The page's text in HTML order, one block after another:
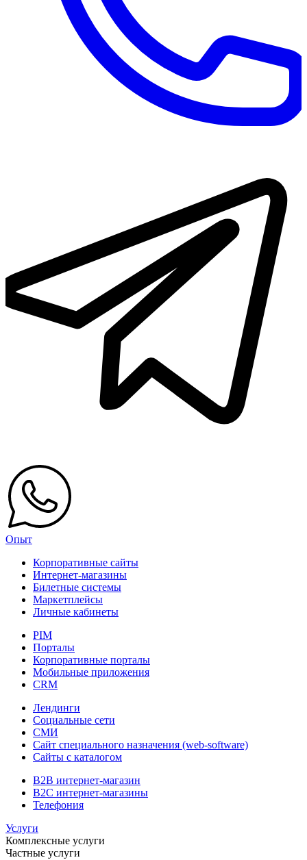
Опыт
Корпоративные сайты
Интернет-магазины
Билетные системы
Маркетплейсы
Личные кабинеты
PIM
Порталы
Корпоративные порталы
Мобильные приложения
CRM
Лендинги
Социальные сети
СМИ
Сайт специального назначения (web-software)
Сайты с каталогом
B2B интернет-магазин
B2C интернет-магазины
Телефония
Услуги
Комплексные услуги
Частные услуги